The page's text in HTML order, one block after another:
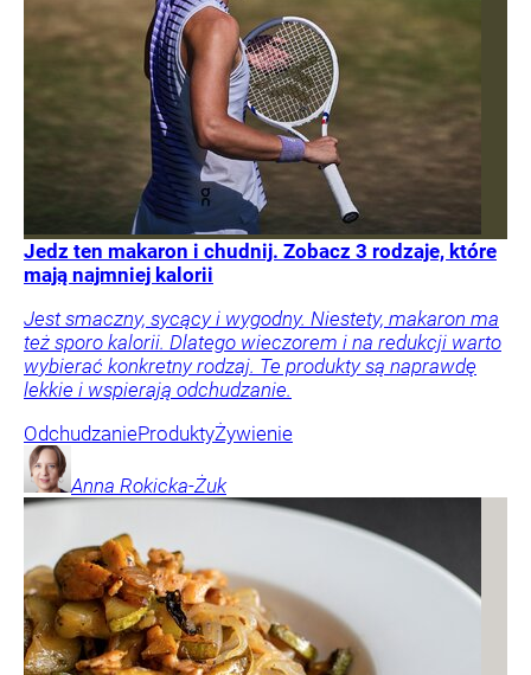
Jedz ten makaron i chudnij. Zobacz 3 rodzaje, które
mają najmniej kalorii
Jest smaczny, sycący i wygodny. Niestety, makaron ma
też sporo kalorii. Dlatego wieczorem i na redukcji warto
wybierać konkretny rodzaj. Te produkty są naprawdę
lekkie i wspierają odchudzanie.
OdchudzanieProduktyŻywienie
Anna Rokicka-Żuk